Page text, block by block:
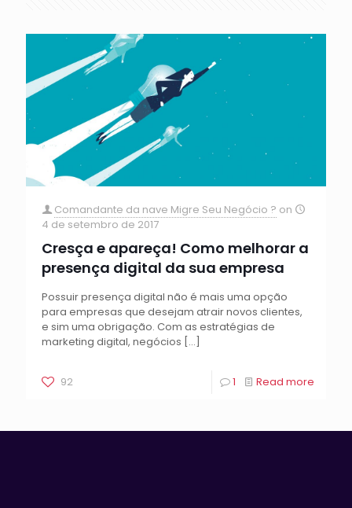
Comandante da nave Migre Seu Negócio ? on
4 de setembro de 2017
Cresça e apareça! Como melhorar a
presença digital da sua empresa
Possuir presença digital não é mais uma opção
para empresas que desejam atrair novos clientes,
e sim uma obrigação. Com as estratégias de
marketing digital, negócios […]
92 1 Read more